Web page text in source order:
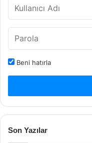
Beni hatırla
Son Yazılar